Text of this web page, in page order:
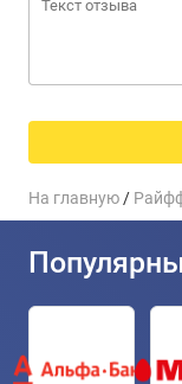
На главную /